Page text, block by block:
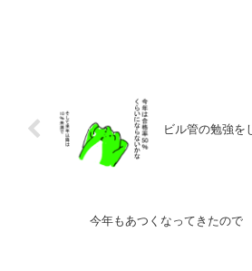
ビル管の勉強を
今年もあつくなってきたので